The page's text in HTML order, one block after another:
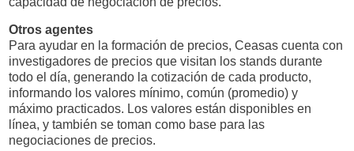
Otros agentes
Para ayudar en la formación de precios, Ceasas cuenta con
investigadores de precios que visitan los stands durante
todo el día, generando la cotización de cada producto,
informando los valores mínimo, común (promedio) y
máximo practicados. Los valores están disponibles en
línea, y también se toman como base para las
negociaciones de precios.